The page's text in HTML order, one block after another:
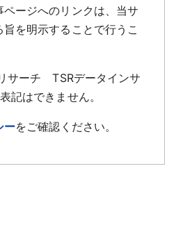
ージへのリンクは、当サ
を明示することで行うこ
サーチ TSRデータインサ
はできません。
ーをご確認ください。